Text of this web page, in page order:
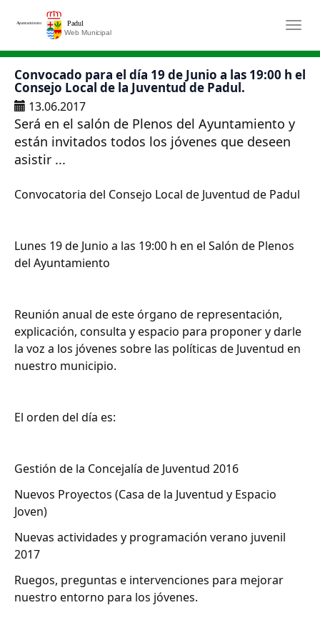
Saltar al contenido principal
Convocado para el día 19 de Junio a las 19:00 h el
Consejo Local de la Juventud de Padul.
13.06.2017
Será en el salón de Plenos del Ayuntamiento y
están invitados todos los jóvenes que deseen
asistir ...
Convocatoria del Consejo Local de Juventud de Padul
Lunes 19 de Junio a las 19:00 h en el Salón de Plenos
del Ayuntamiento
Reunión anual de este órgano de representación,
explicación, consulta y espacio para proponer y darle
la voz a los jóvenes sobre las políticas de Juventud en
nuestro municipio.
El orden del día es:
Gestión de la Concejalía de Juventud 2016
Nuevos Proyectos (Casa de la Juventud y Espacio
Joven)
Nuevas actividades y programación verano juvenil
2017
Ruegos, preguntas e intervenciones para mejorar
nuestro entorno para los jóvenes.